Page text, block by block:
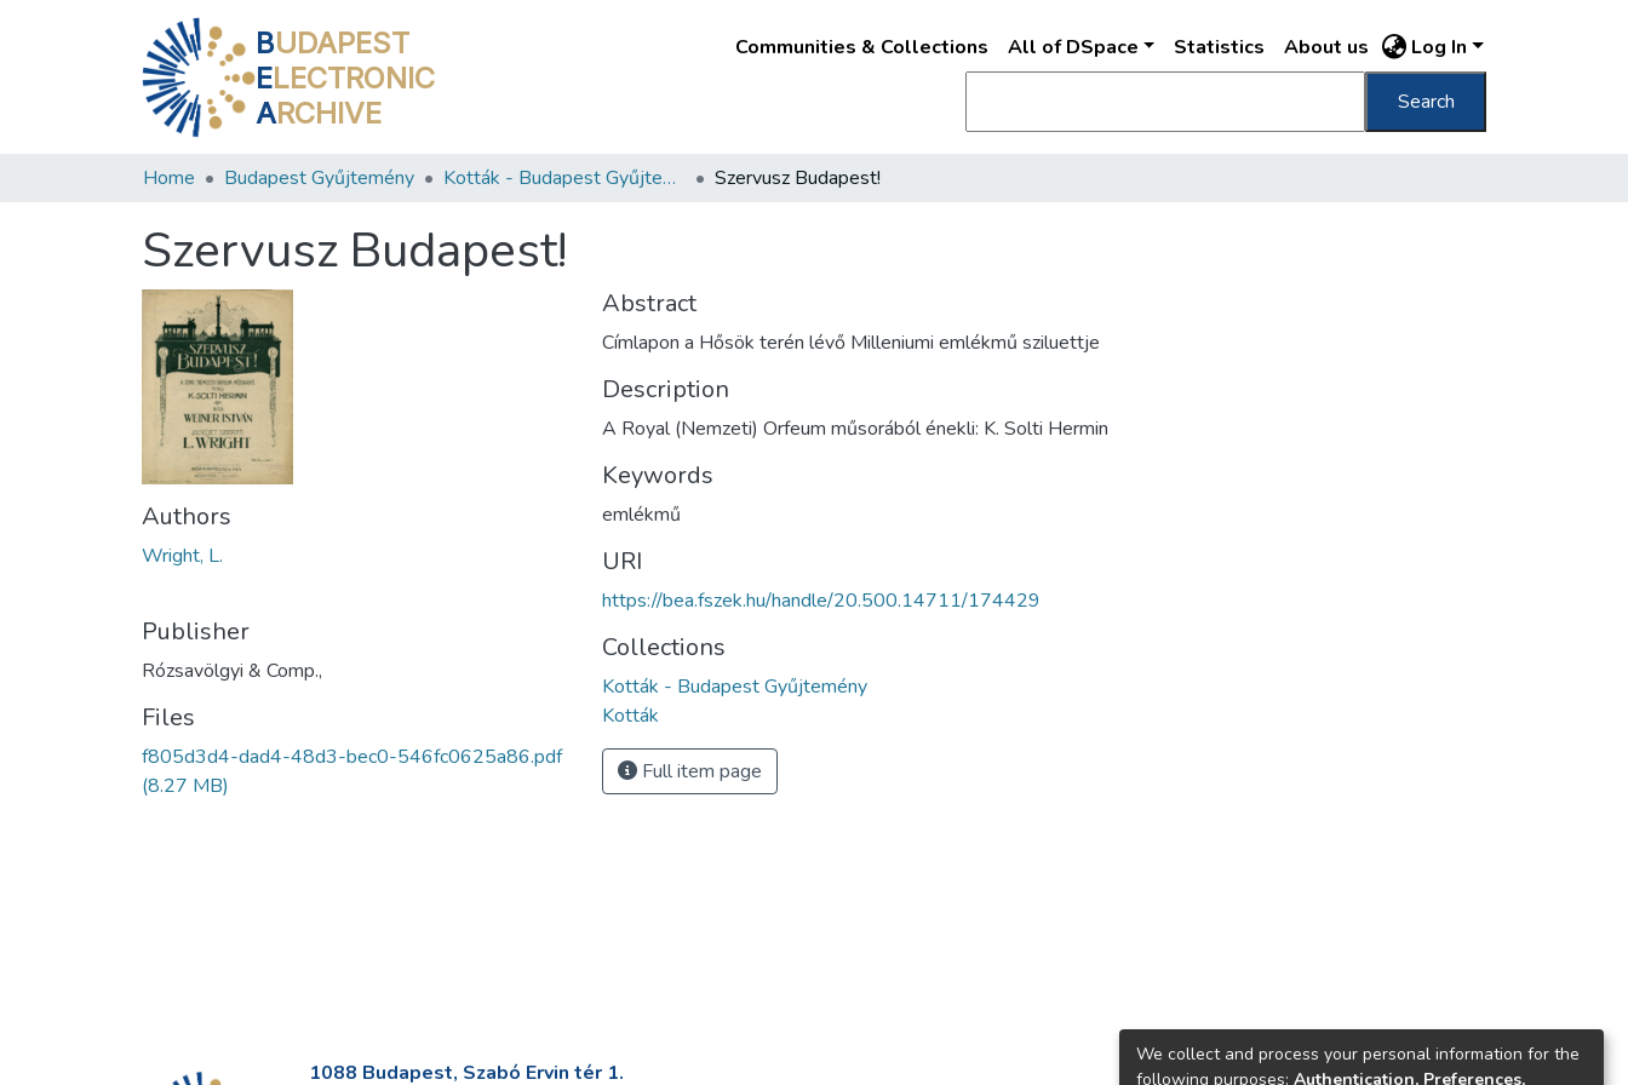
BUDAPEST
ELECTRONIC
ARCHIVE
Communities & Collections All of DSpace Statistics About us Log In
Search
Home Budapest Gyűjtemény Kották - Budapest Gyűjtemény Szervusz Budapest!
Szervusz Budapest!
Authors
Wright, L.
Publisher
Rózsavölgyi & Comp.,
Files
f805d3d4-dad4-48d3-bec0-546fc0625a86.pdf
(8.27 MB)
Abstract
Címlapon a Hősök terén lévő Milleniumi emlékmű sziluettje
Description
A Royal (Nemzeti) Orfeum műsorából énekli: K. Solti Hermin
Keywords
emlékmű
URI
https://bea.fszek.hu/handle/20.500.14711/174429
Collections
Kották - Budapest Gyűjtemény
Kották
Full item page
1088 Budapest, Szabó Ervin tér 1.
We collect and process your personal information for the
following purposes: Authentication, Preferences,